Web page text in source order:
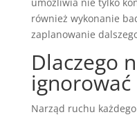
również wykonanie
zaplanowanie
Dlaczego
Narząd ruchu